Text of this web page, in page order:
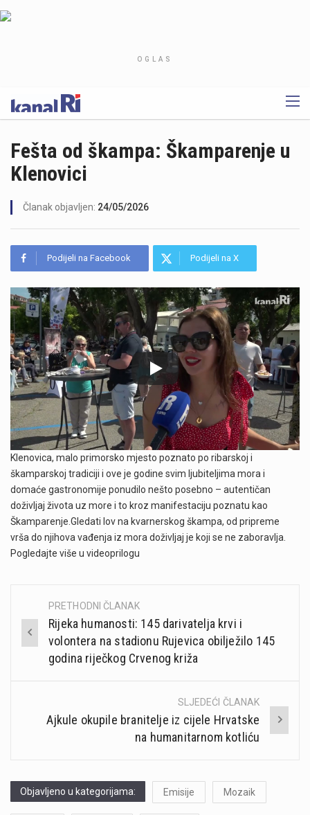
OGLAS
Fešta od škampa: Škamparenje u
Klenovici
Članak objavljen: 24/05/2026
Podijeli na Facebook Podijeli na X
Klenovica, malo primorsko mjesto poznato po ribarskoj i
škamparskoj tradiciji i ove je godine svim ljubiteljima mora i
domaće gastronomije ponudilo nešto posebno – autentičan
doživljaj života uz more i to kroz manifestaciju poznatu kao
Škamparenje.Gledati lov na kvarnerskog škampa, od pripreme
vrša do njihova vađenja iz mora doživljaj je koji se ne zaboravlja.
Pogledajte više u videoprilogu
Post
navigation
PRETHODNI ČLANAK
Rijeka humanosti: 145 darivatelja krvi i
volontera na stadionu Rujevica obilježilo 145
godina riječkog Crvenog križa
SLJEDEĆI ČLANAK
Ajkule okupile branitelje iz cijele Hrvatske
na humanitarnom kotliću
Objavljeno u kategorijama: Emisije Mozaik